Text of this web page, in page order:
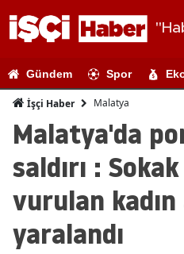
Gündem Spor
İşçi Haber Malatya
Malatya'da
saldırı :
vurulan kadın
yaralandı